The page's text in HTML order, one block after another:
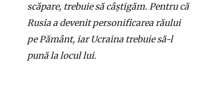
scăpare, trebuie să câștigăm. Pentru că
Rusia a devenit personificarea răului
pe Pământ, iar Ucraina trebuie să-l
pună la locul lui.